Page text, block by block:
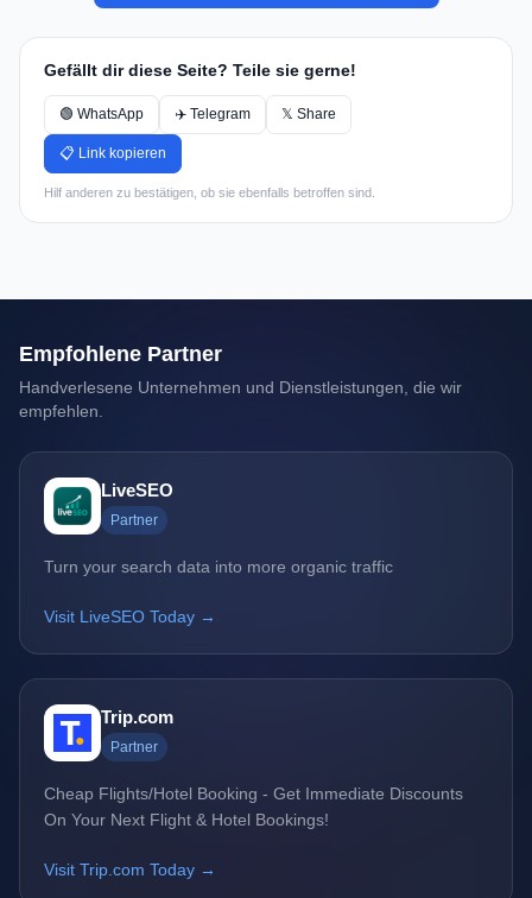
Gefällt dir diese Seite? Teile sie gerne!
🟢 WhatsApp ✈️ Telegram 𝕏 Share
📋 Link kopieren
Hilf anderen zu bestätigen, ob sie ebenfalls betroffen sind.
Empfohlene Partner
Handverlesene Unternehmen und Dienstleistungen, die wir
empfehlen.
LiveSEO
Partner
Turn your search data into more organic traffic
Visit LiveSEO Today →
Trip.com
Partner
Cheap Flights/Hotel Booking - Get Immediate Discounts
On Your Next Flight & Hotel Bookings!
Visit Trip.com Today →